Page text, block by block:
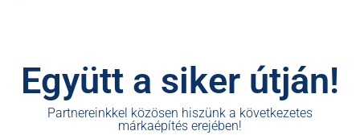
Együtt a siker útján!
Partnereinkkel közösen hiszünk a következetes
márkaépítés erejében!